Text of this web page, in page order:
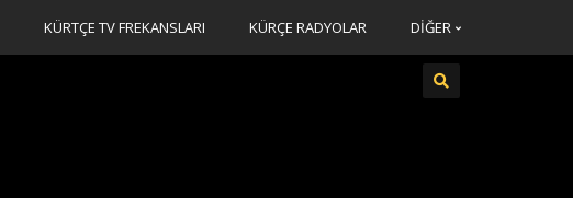
KÜRTÇE TV FREKANSLARI KÜRÇE RADYOLAR DİĞER